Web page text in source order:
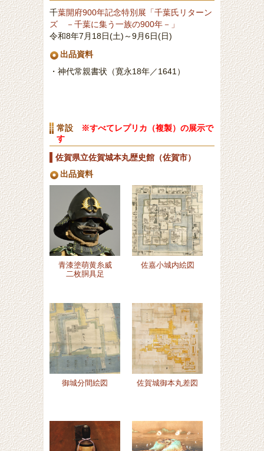
千葉開府900年記念特別展「千葉氏リターン
ズ －千葉に集う一族の900年－」
令和8年7月18日(土)～9月6日(日)
出品資料
・神代常親書状（寛永18年／1641）
常設
※すべてレプリカ（複製）の展示で
す
佐賀県立佐賀城本丸歴史館（佐賀市）
出品資料
青漆塗萌黄糸威
二枚胴具足
佐嘉小城内絵図
御城分間絵図 佐賀城御本丸差図